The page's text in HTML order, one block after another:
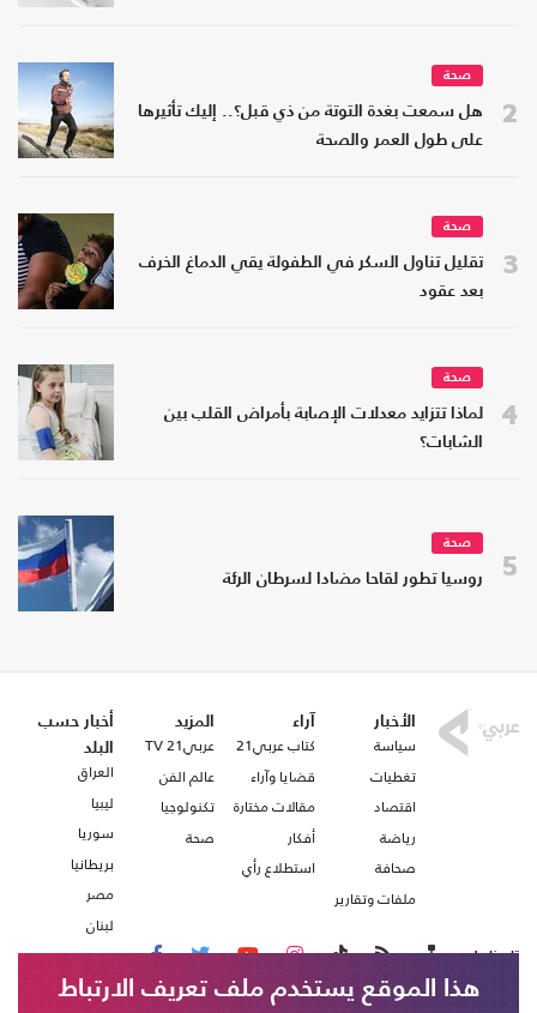
2
صحة
هل سمعت بغدة التوتة من ذي قبل؟.. إليك تأثيرها
على طول العمر والصحة
3
صحة
تقليل تناول السكر في الطفولة يقي الدماغ الخرف
بعد عقود
4
صحة
لماذا تتزايد معدلات الإصابة بأمراض القلب بين
الشابات؟
5
صحة
روسيا تطور لقاحا مضادا لسرطان الرئة
الأخبار
سياسة
تغطيات
اقتصاد
رياضة
صحافة
ملفات وتقارير
آراء
كتاب عربي21
قضايا وآراء
مقالات مختارة
أفكار
استطلاع رأي
المزيد
عربي21 TV
عالم الفن
تكنولوجيا
صحة
أخبار حسب
البلد
العراق
ليبيا
سوريا
بريطانيا
مصر
لبنان
تابعنا على
هذا الموقع يستخدم ملف تعريف الارتباط